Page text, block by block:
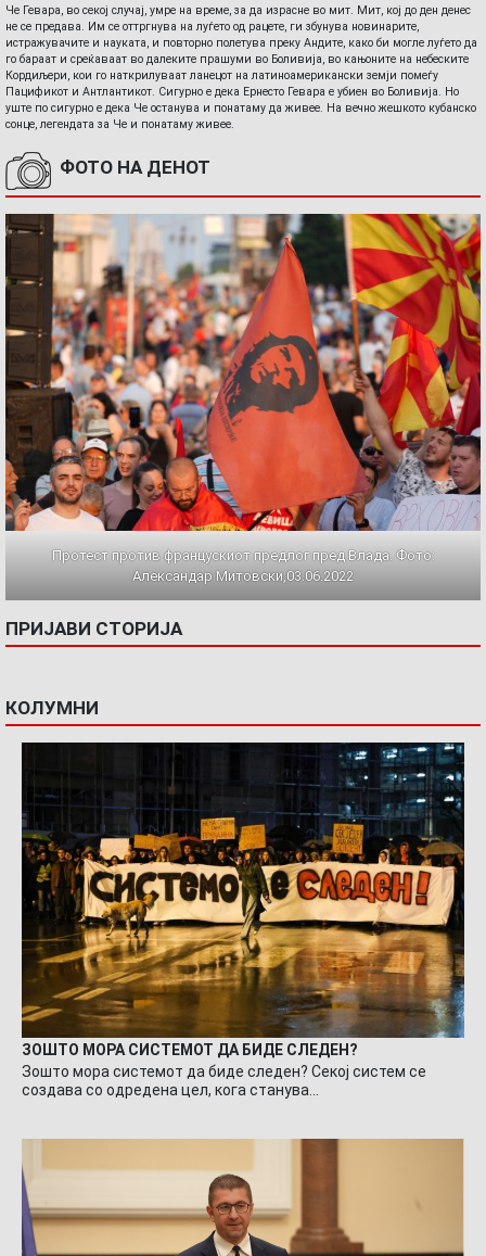
Че Гевара, во секој случај, умре на време, за да израсне во мит. Мит, кој до ден денес
не се предава. Им се оттргнува на луѓето од рацете, ги збунува новинарите,
истражувачите и науката, и повторно полетува преку Андите, како би могле луѓето да
го бараат и среќаваат во далеките прашуми во Боливија, во кањоните на небеските
Кордиљери, кои го наткрилуваат ланецот на латиноамерикански земји помеѓу
Пацификот и Антлантикот. Сигурно е дека Ернесто Гевара е убиен во Боливија. Но
уште по сигурно е дека Че останува и понатаму да живее. На вечно жешкото кубанско
сонце, легендата за Че и понатаму живее.
ФОТО НА ДЕНОТ
Протест против францускиот предлог пред Влада. Фото:
Александар Митовски,03.06.2022
ПРИЈАВИ СТОРИЈА
КОЛУМНИ
ЗОШТО МОРА СИСТЕМОТ ДА БИДЕ СЛЕДЕН?
Зошто мора системот да биде следен? Секој систем се
создава со одредена цел, кога станува…